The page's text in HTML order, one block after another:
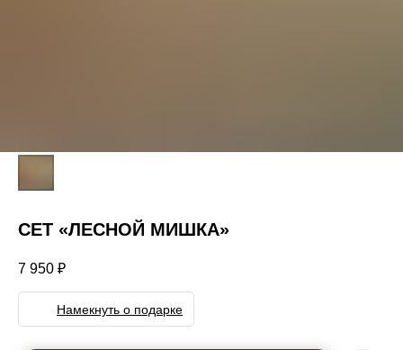
СЕТ «ЛЕСНОЙ МИШКА»
7 950 ₽
Намекнуть о подарке